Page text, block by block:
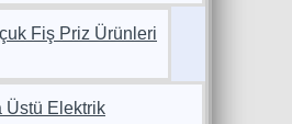
Fiş Priz Ürünleri
Üstü Elektrik